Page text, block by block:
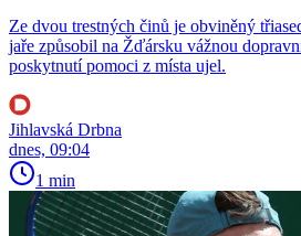
Ze dvou trestných činů je obviněný
jaře způsobil na Žďársku vážnou
poskytnutí pomoci z místa ujel.
Jihlavská Drbna
dnes, 09:04
1 min